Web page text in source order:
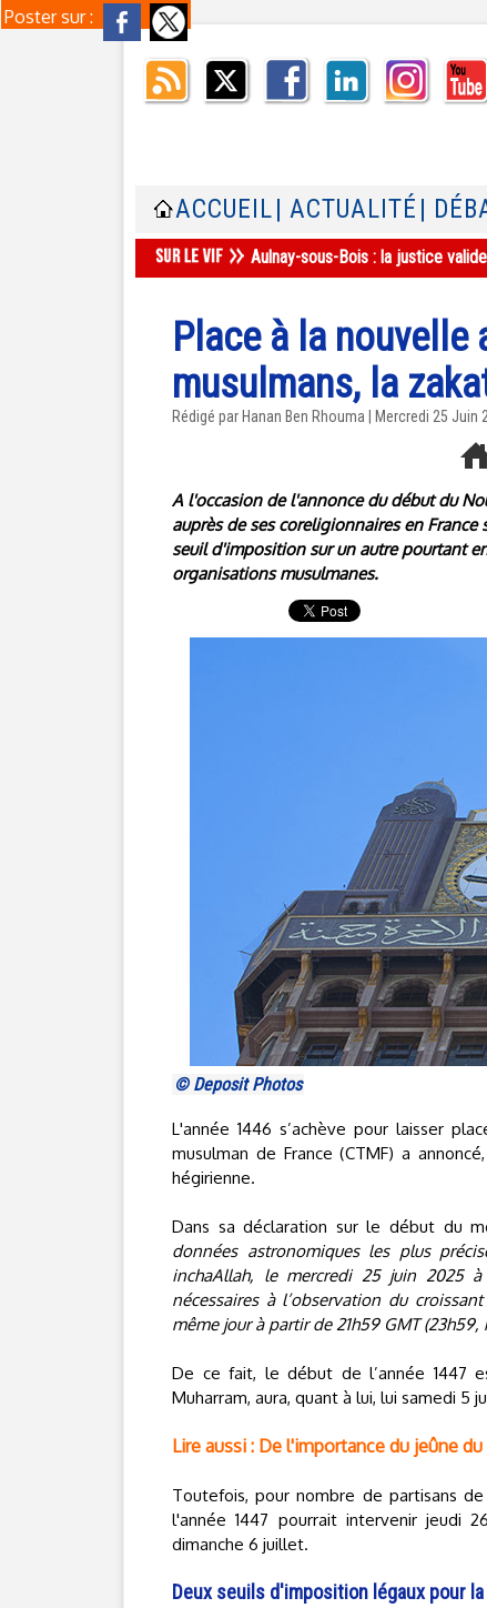
Poster sur :
ACCUEIL | ACTUALITÉ |
Aulnay-sous-Bois : la justice
Place à la nouvelle
musulmans, la
Rédigé par Hanan Ben Rhouma | Mercredi 25 Juin
A l'occasion de l'annonce du début du
auprès de ses coreligionnaires en
seuil d'imposition sur un autre pourtant
organisations musulmanes.
© Deposit Photos
L'année 1446 s’achève pour laisser
musulman de France (CTMF) a
hégirienne.
Dans sa déclaration sur le début du
données astronomiques les plus
inchaAllah, le mercredi 25 juin 2025 à
nécessaires à l’observation du
même jour à partir de 21h59 GMT (23h59,
De ce fait, le début de l’année 1447
Muharram, aura, quant à lui, lui samedi 5
Lire aussi : De l'importance du jeûne
Toutefois, pour nombre de partisans
l'année 1447 pourrait intervenir jeudi
dimanche 6 juillet.
Deux seuils d'imposition légaux pour